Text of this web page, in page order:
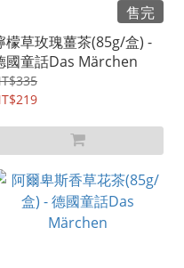
售完
檬草玫瑰薑茶(85g/盒) -
國童話Das Märchen